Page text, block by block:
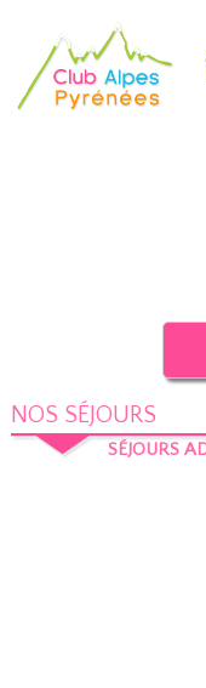
NOS SÉJOURS
SÉJOURS